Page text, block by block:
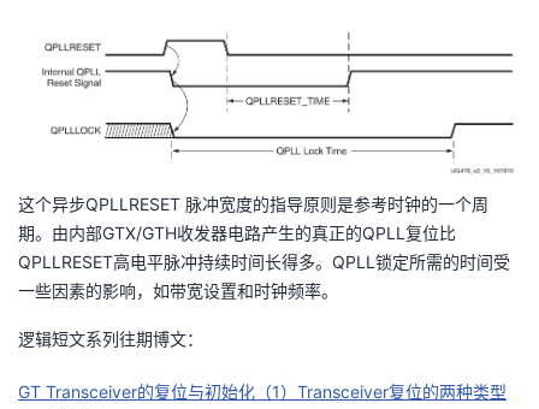
发
堂
我
的
课
我
的
我
Programs
我
的
技
术
我
的
云
这个异步QPLLRESET 脉冲宽度的指导原则是参考时钟的一个周
期。由内部GTX/GTH收发器电路产生的真正的QPLL复位比
QPLLRESET高电平脉冲持续时间长得多。QPLL锁定所需的时间受
一些因素的影响，如带宽设置和时钟频率。
逻辑短文系列往期博文：
GT Transceiver的复位与初始化（1）Transceiver复位的两种类型